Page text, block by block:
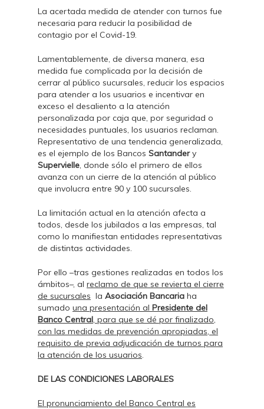
La acertada medida de atender con turnos fue
necesaria para reducir la posibilidad de
contagio por el Covid-19.
Lamentablemente, de diversa manera, esa
medida fue complicada por la decisión de
cerrar al público sucursales, reducir los espacios
para atender a los usuarios e incentivar en
exceso el desaliento a la atención
personalizada por caja que, por seguridad o
necesidades puntuales, los usuarios reclaman.
Representativo de una tendencia generalizada,
es el ejemplo de los Bancos Santandery
Supervielle, donde sólo el primero de ellos
avanza con un cierre de la atención al público
que involucra entre 90 y 100 sucursales.
La limitación actual en la atención afecta a
todos, desde los jubilados a las empresas, tal
como lo manifiestan entidades representativas
de distintas actividades.
Por ello –tras gestiones realizadas en todos los
ámbitos–, al reclamo de que se revierta el cierre
de sucursales la Asociación Bancaria ha
sumado una presentación al Presidente del
Banco Central, para que se dé por finalizado,
con las medidas de prevención apropiadas, el
requisito de previa adjudicación de turnos para
la atención de los usuarios.
DE LAS CONDICIONES LABORALES
El pronunciamiento del Banco Central es